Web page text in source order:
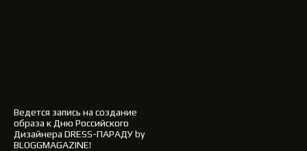
Ведется запись на создание
образа к Дню Российского
Дизайнера DRESS-ПАРАДУ by
BLOGGMAGAZINE!